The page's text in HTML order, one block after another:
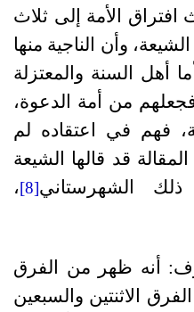
الأمة إلى ثلاث
وأن الناجية منها
أهل السنة والمعتزلة
من أمة الدعوة،
فهم في اعتقاده لم
قد قالها الشيعة
الشهرستاني[8]
،
أنه ظهر من الفرق
الاثنتين والسبعين